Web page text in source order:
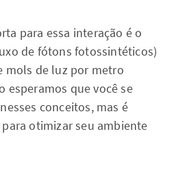
para essa interação é o
de fótons fotossintéticos)
mols de luz por metro
esperamos que você se
conceitos, mas é
otimizar seu ambiente